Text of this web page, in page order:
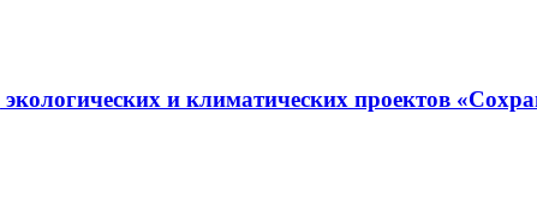
и климатических проектов